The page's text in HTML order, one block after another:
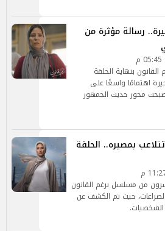
رسالة مؤثرة من
بنهاية الحلقة
اهتمامًا واسعًا على
محور حديث الجمهور
بمصيره.. الحلقة
من مسلسل برغم القانون
حيث تم الكشف عن